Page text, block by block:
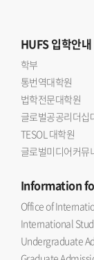
HUFS입학안내
학부
통번역대학원
법학전문대학원
글로벌공공리더십
TESOL 대학원
글로벌미디어커뮤
Information
Office of
International
Undergraduate